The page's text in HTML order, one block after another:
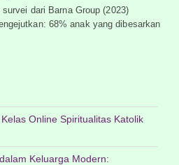
dari Barna Group (2023)
68% anak yang dibesarkan
Online Spiritualitas Katolik
Keluarga Modern: